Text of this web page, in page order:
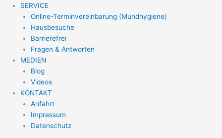
SERVICE
Online-Terminvereinbarung (Mundhygiene)
Hausbesuche
Barrierefrei
Fragen & Antworten
MEDIEN
Blog
Videos
KONTAKT
Anfahrt
Impressum
Datenschutz